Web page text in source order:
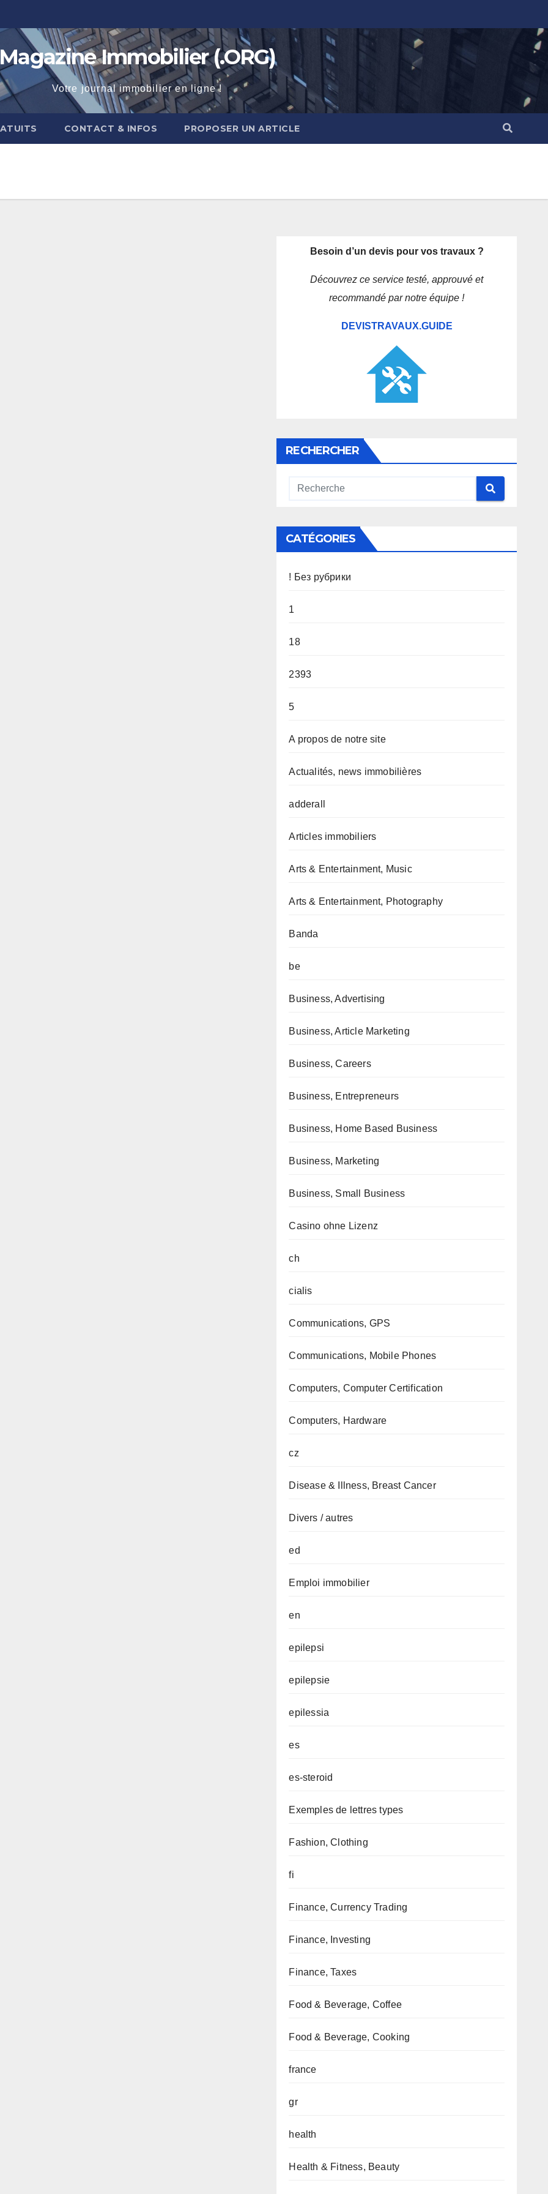
Magazine Immobilier (.ORG)
Votre journal immobilier en ligne !
CONTACT & INFOS PROPOSER UN ARTICLE
Besoin d’un devis pour vos travaux ?
Découvrez ce service testé, approuvé et
recommandé par notre équipe !
DEVISTRAVAUX.GUIDE
RECHERCHER
CATÉGORIES
! Без рубрики
1
18
2393
5
A propos de notre site
Actualités, news immobilières
adderall
Articles immobiliers
Arts & Entertainment, Music
Arts & Entertainment, Photography
Banda
be
Business, Advertising
Business, Article Marketing
Business, Careers
Business, Entrepreneurs
Business, Home Based Business
Business, Marketing
Business, Small Business
Casino ohne Lizenz
ch
cialis
Communications, GPS
Communications, Mobile Phones
Computers, Computer Certification
Computers, Hardware
cz
Disease & Illness, Breast Cancer
Divers / autres
ed
Emploi immobilier
en
epilepsi
epilepsie
epilessia
es
es-steroid
Exemples de lettres types
Fashion, Clothing
fi
Finance, Currency Trading
Finance, Investing
Finance, Taxes
Food & Beverage, Coffee
Food & Beverage, Cooking
france
gr
health
Health & Fitness, Beauty